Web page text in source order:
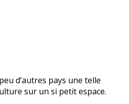
d’autres pays une telle
sur un si petit espace.